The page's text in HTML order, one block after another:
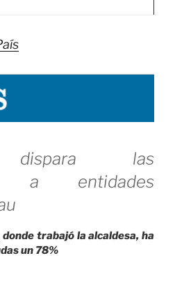
dispara las
a entidades
trabajó la alcaldesa, ha
un 78%